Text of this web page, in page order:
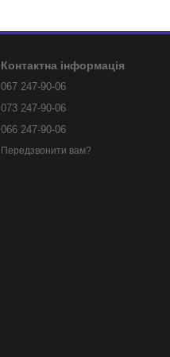
Контактна інформація
067 247-90-06
073 247-90-06
066 247-90-06
Передзвонити вам?